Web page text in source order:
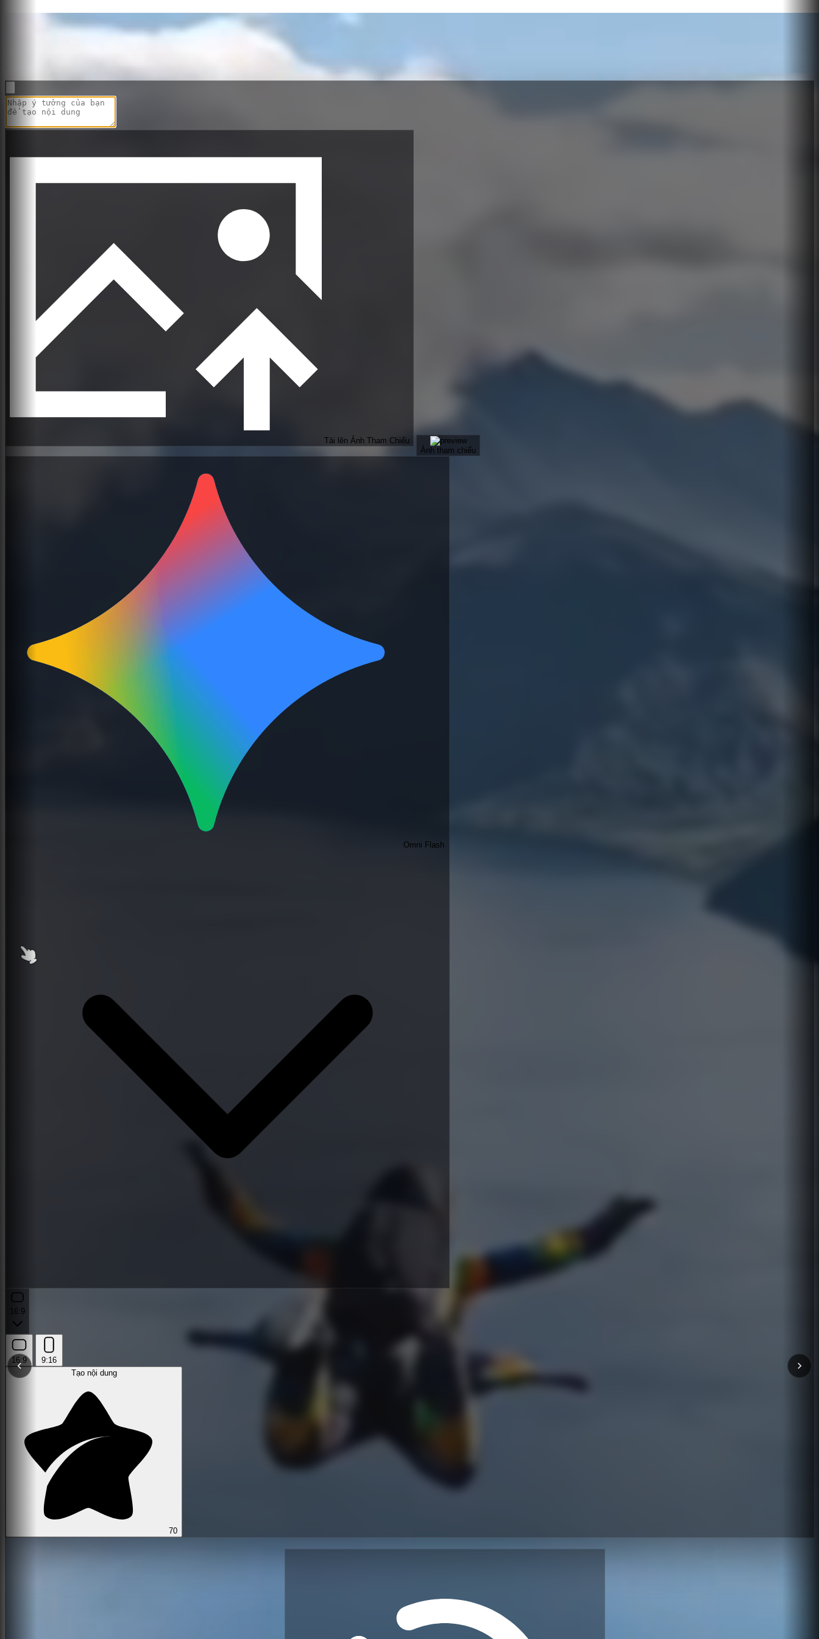
Sora Alternative với mọi mô hình video AI hàng đầu
OpenAI thông báo rằng Sora sẽ ngừng hoạt động. Sora Alternative này cung cấp cho bạn hơn 10 mô hình video AI hàng đầu — Seedance, Veo, Wan, Grok Video — vì vậy bạn sẽ không bao giờ phụ thuộc vào
Tải lên Ảnh Tham Chiếu
Ảnh tham chiếu
Omni Flash
16:9
16:9
9:16
Tạo nội dung
70